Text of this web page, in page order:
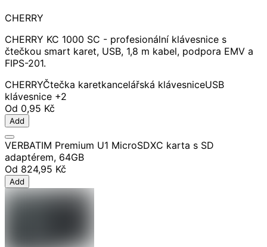
CHERRY
CHERRY KC 1000 SC - profesionální klávesnice s
čtečkou smart karet, USB, 1,8 m kabel, podpora EMV a
FIPS-201.
CHERRYČtečka karetkancelářská klávesniceUSB
klávesnice +2
Od 0,95 Kč
Add
VERBATIM Premium U1 MicroSDXC karta s SD
adaptérem, 64GB
Od 824,95 Kč
Add